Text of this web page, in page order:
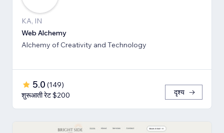
KA, IN
Web Alchemy
Alchemy of Creativity and Technology
5.0 (149)
शुरूआती रेट $200
दृश्य